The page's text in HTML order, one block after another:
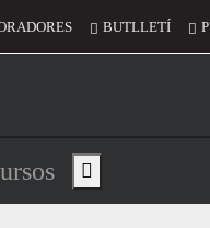
BUTLLETÍ
deShow main menu